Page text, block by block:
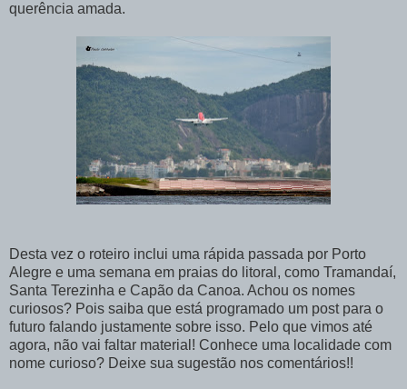
querência amada.
Desta vez o roteiro inclui uma rápida passada por Porto
Alegre e uma semana em praias do litoral, como Tramandaí,
Santa Terezinha e Capão da Canoa. Achou os nomes
curiosos? Pois saiba que está programado um post para o
futuro falando justamente sobre isso. Pelo que vimos até
agora, não vai faltar material! Conhece uma localidade com
nome curioso? Deixe sua sugestão nos comentários!!